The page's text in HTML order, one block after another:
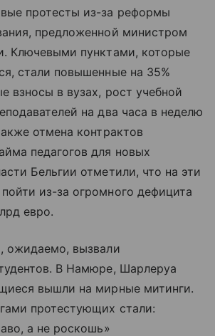
протесты из-за реформы
предложенной министром
Ключевыми пунктами, которые
стали повышенные на 35%
взносы в вузах, рост учебной
на два часа в неделю
отмена контрактов
педагогов для новых
Бельгии отметили, что на эти
из-за огромного дефицита
евро.
ожидаемо, вызвали
В Намюре, Шарлеруа
вышли на мирные митинги.
протестующих стали:
а не роскошь»